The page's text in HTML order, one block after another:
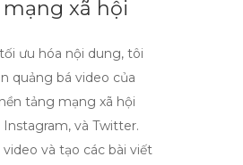
xã hội
ưu hóa nội dung, tôi
quảng bá video của
tảng mạng xã hội
và Twitter.
video và tạo các bài viết